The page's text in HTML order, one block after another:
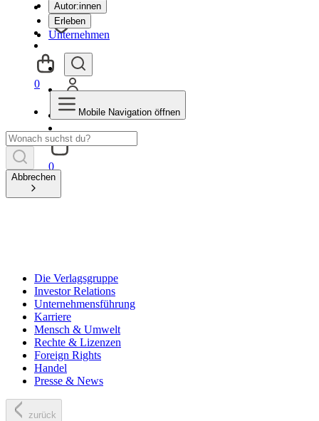
Autor:innen
Erleben
Unternehmen
0
0
Mobile Navigation öffnen
Abbrechen
Die Verlagsgruppe
Investor Relations
Unternehmensführung
Karriere
Mensch & Umwelt
Rechte & Lizenzen
Foreign Rights
Handel
Presse & News
zurück